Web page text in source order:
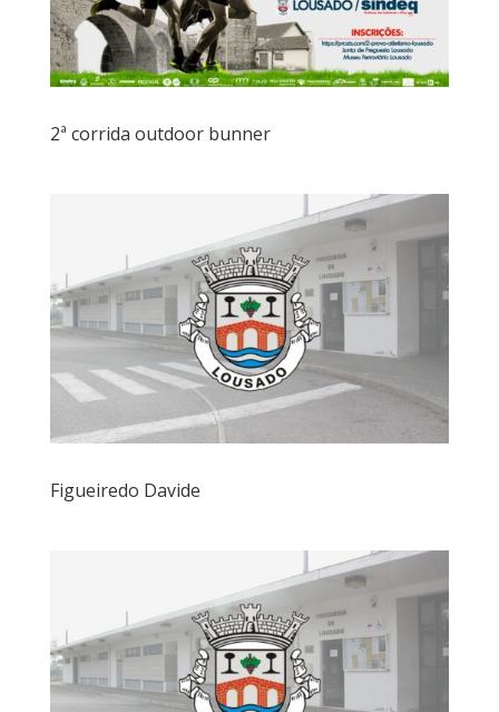
2ª corrida outdoor bunner
Figueiredo Davide